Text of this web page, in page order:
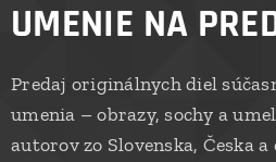
UMENIE NA
Predaj originálnych diel
umenia – obrazy, sochy a
autorov zo Slovenska, Česka